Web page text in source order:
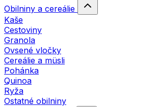
Obilniny a cereálie
Kaše
Cestoviny
Granola
Ovsené vločky
Cereálie a müsli
Pohánka
Quinoa
Ryža
Ostatné obilniny